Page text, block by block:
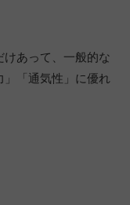
けあって、一般的な
」「通気性」に優れ